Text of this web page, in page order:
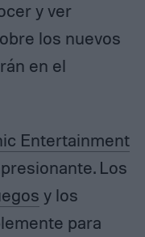
y ver
los nuevos
en el
Entertainment
Los
y los
para